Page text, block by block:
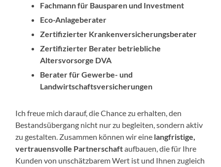
Fachmann für Bausparen und Investment
Eco-Anlageberater
Zertifizierter Krankenversicherungsberater
Zertifizierter Berater betriebliche
Altersvorsorge DVA
Berater für Gewerbe- und
Landwirtschaftsversicherungen
Ich freue mich darauf, die Chance zu erhalten, den
Bestandsübergang nicht nur zu begleiten, sondern aktiv
zu gestalten. Zusammen können wir eine langfristige,
vertrauensvolle Partnerschaftaufbauen, die für Ihre
Kunden von unschätzbarem Wert ist und Ihnen zugleich